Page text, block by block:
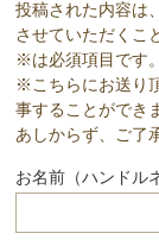
投稿された内容は
させていただくこ
※は必須項目です
※こちらにお送り
事することができ
あしからず、ご了
お名前（ハンドル